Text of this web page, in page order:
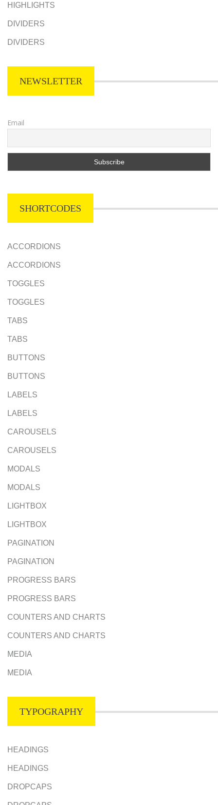
HIGHLIGHTS
DIVIDERS
DIVIDERS
NEWSLETTER
Email
SHORTCODES
ACCORDIONS
ACCORDIONS
TOGGLES
TOGGLES
TABS
TABS
BUTTONS
BUTTONS
LABELS
LABELS
CAROUSELS
CAROUSELS
MODALS
MODALS
LIGHTBOX
LIGHTBOX
PAGINATION
PAGINATION
PROGRESS BARS
PROGRESS BARS
COUNTERS AND CHARTS
COUNTERS AND CHARTS
MEDIA
MEDIA
TYPOGRAPHY
HEADINGS
HEADINGS
DROPCAPS